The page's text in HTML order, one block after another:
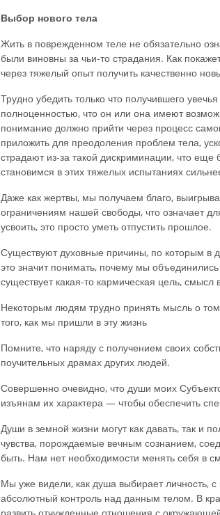
Выбор нового тела
Жить в поврежденном теле не обязательно
были виновны за чьи-то страдания. Как
через тяжелый опыт получить качественно
Трудно убедить только что получившего
полноценностью, что он или она имеют
понимание должно прийти через процесс
приложить для преодоления проблем тела,
страдают из-за такой дискриминации, что
становимся в этих тяжелых испытаниях
Даже как жертвы, мы получаем благо,
ограничениям нашей свободы, что означает
усвоить, это просто уметь отпустить прошлое.
Существуют духовные причины, по которым в
это значит понимать, почему мы
существует какая-то кармическая цель,
Некоторым людям трудно принять мысль о
того, как мы пришли в эту жизнь
Помните, что наряду с получением своих
поучительных драмах других людей.
Совершенно очевидно, что души моих
изъянам их характера — чтобы обеспечить
Души в земной жизни могут как давать, так и
чувства, порождаемые вечным сознанием,
быть. Нам нет необходимости менять себя в
Мы уже видели, как душа выбирает личность,
абсолютный контроль над данным телом. В